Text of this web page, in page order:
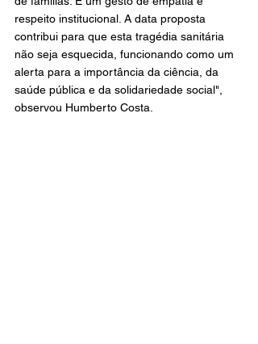
respeito institucional. A data proposta
contribui para que esta tragédia sanitária
não seja esquecida, funcionando como um
alerta para a importância da ciência, da
saúde pública e da solidariedade social",
observou Humberto Costa.